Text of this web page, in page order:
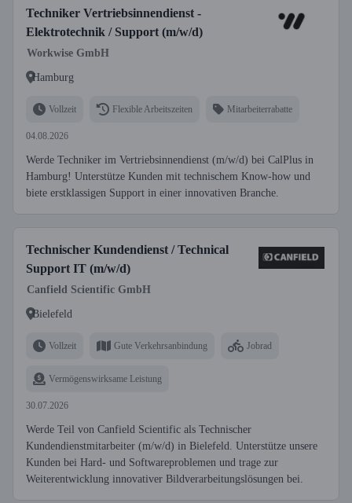
Techniker Vertriebsinnendienst -
Elektrotechnik / Support (m/w/d)
Workwise GmbH
Hamburg
Vollzeit Flexible Arbeitszeiten Mitarbeiterrabatte
04.08.2026
Werde Techniker im Vertriebsinnendienst (m/w/d) bei CalPlus in
Hamburg! Unterstütze Kunden mit technischem Know-how und
biete erstklassigen Support in einer innovativen Branche.
Technischer Kundendienst / Technical
Support IT (m/w/d)
Canfield Scientific GmbH
Bielefeld
Vollzeit Gute Verkehrsanbindung Jobrad
Vermögenswirksame Leistung
30.07.2026
Werde Teil von Canfield Scientific als Technischer
Kundendienstmitarbeiter (m/w/d) in Bielefeld. Unterstütze unsere
Kunden bei Hard- und Softwareproblemen und trage zur
Weiterentwicklung innovativer Bildverarbeitungslösungen bei.